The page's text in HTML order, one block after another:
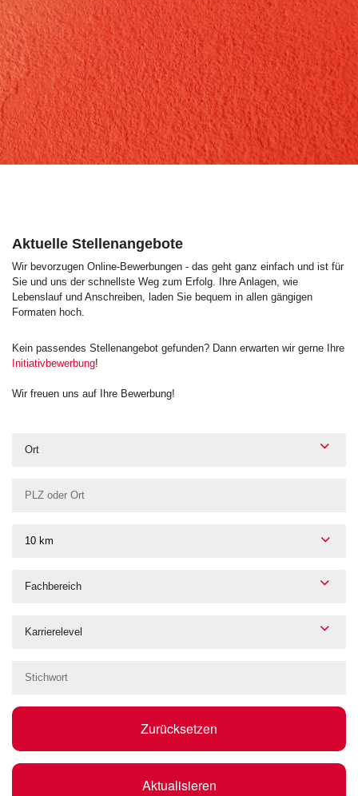
Aktuelle Stellenangebote
Wir bevorzugen Online-Bewerbungen - das geht ganz einfach und ist für
Sie und uns der schnellste Weg zum Erfolg. Ihre Anlagen, wie
Lebenslauf und Anschreiben, laden Sie bequem in allen gängigen
Formaten hoch.
Kein passendes Stellenangebot gefunden? Dann erwarten wir gerne Ihre
Initiativbewerbung!
Wir freuen uns auf Ihre Bewerbung!
Ort
10 km
Fachbereich
Karrierelevel
Zurücksetzen
Aktualisieren